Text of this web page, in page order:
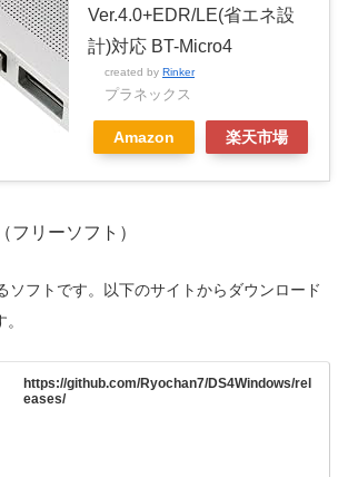
Ver.4.0+EDR/LE(省エネ設
計)対応 BT-Micro4
created by Rinker
プラネックス
Amazon 楽天市場
フリーソフト）
ソフトです。以下のサイトからダウンロード
https://github.com/Ryochan7/DS4Windows/rel
eases/